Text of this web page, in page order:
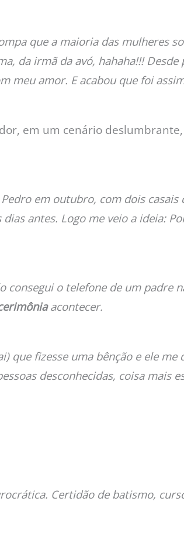
que a maioria das mulheres
da irmã da avó, hahaha!!!
meu amor. E acabou que foi
em um cenário
em outubro, com dois
antes. Logo me veio a ideia:
o telefone de um padre
acontecer.
que fizesse uma bênção e ele
desconhecidas, coisa mais
Certidão de batismo,